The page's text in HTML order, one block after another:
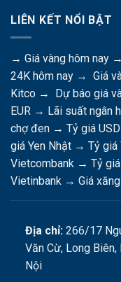
LIÊN KẾT NỔI BẬT
→ Giá vàng hôm nay →
24K hôm nay → Giá
Kitco → Dự báo giá
EUR → Lãi suất ngân
chợ đen → Tỷ giá
giá Yen Nhật → Tỷ giá
Vietcombank → Tỷ
Vietinbank → Giá
Địa chỉ:266/17
Văn Cừ, Long Biên,
Nội